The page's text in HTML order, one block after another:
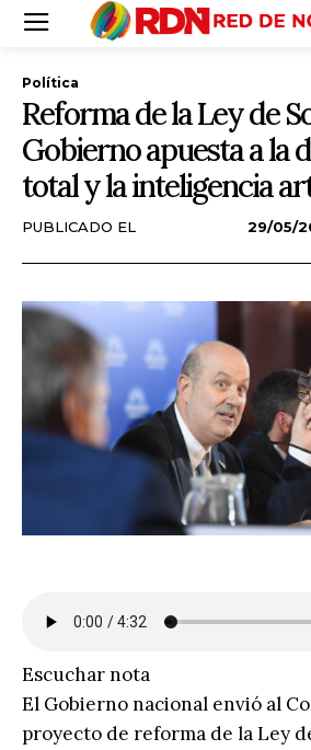
Política
Reforma de la Ley de
Gobierno apuesta a la
total y la inteligencia
PUBLICADO EL 29/05/
Escuchar nota
El Gobierno nacional envió al
proyecto de reforma de la Ley